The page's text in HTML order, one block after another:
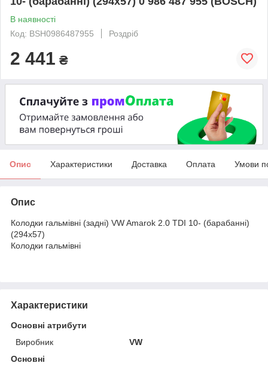
В наявності
Код: BSH0986487955
Роздріб
2 441 ₴
Опис Характеристики Доставка Оплата Умови
Опис
Колодки гальмівні (задні) VW Amarok 2.0 TDI 10- (барабанні)
(294x57)
Колодки гальмівні
Характеристики
Основні атрибути
Виробник
VW
Основні